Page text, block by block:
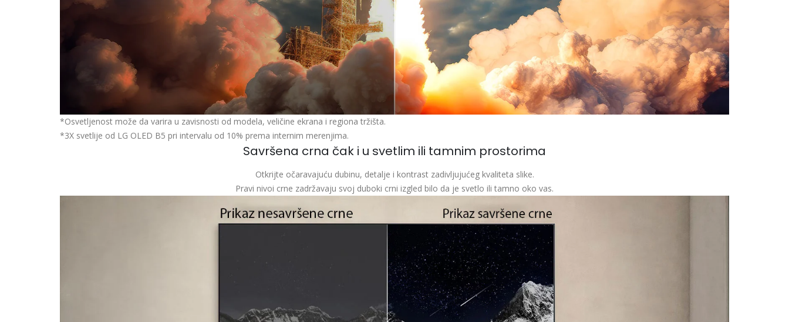
*Osvetljenost može da varira u zavisnosti od modela, veličine ekrana i regiona tržišta.
*3X svetlije od LG OLED B5 pri intervalu od 10% prema internim merenjima.
Savršena crna čak i u svetlim ili tamnim prostorima
Otkrijte očaravajuću dubinu, detalje i kontrast zadivljujućeg kvaliteta slike.
Pravi nivoi crne zadržavaju svoj duboki crni izgled bilo da je svetlo ili tamno oko vas.